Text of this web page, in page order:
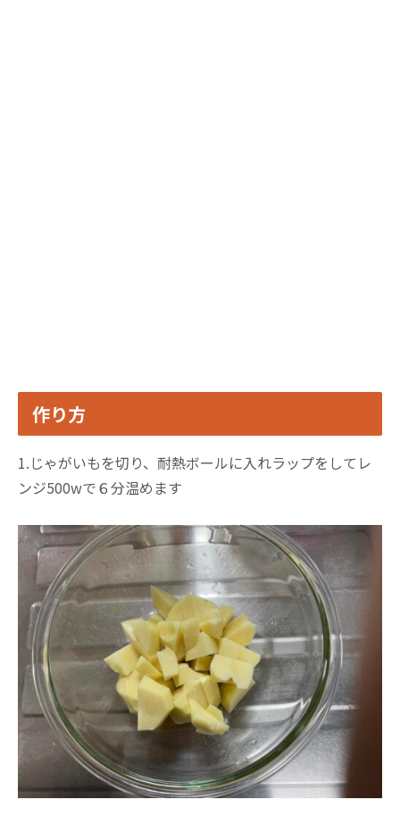
作り方
1.じゃがいもを切り、耐熱ボールに入れラップをしてレ
ンジ500wで６分温めます